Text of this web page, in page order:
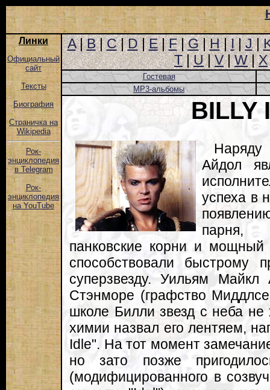
Линки
Официальный
сайт
Тексты
Биография
Страничка на
Wikipedia
Рок-
энциклопедия
в Telegram
Рок-
энциклопедия
на YouTube
A|B|C|D|E|F|G|H|I|J|
T|U|V|W|X
Гостевая
MP3-альбомы
BILLY
Айдол
успеха в
парня,
панковские корни и
способствовали быстрому
суперзвезду. Уильям
Стэнморе (графство
школе Билли звезд с неба
химии назвал его лентяем,
Idle". На тот момент
но зато позже
(модифицированного в